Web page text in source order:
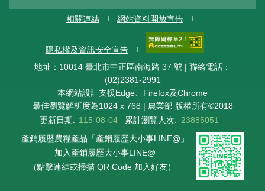
相關連結 網站資料開放宣告
隱私權及資訊安全宣告
地址：10014 臺北市中正區南海路 37 號 | 聯絡電話：
(02)2381-2991
本網站設計支援Edge、Firefox及Chrome
最佳瀏覽解析度為1024 x 768 | 農業部 版權所有©2018
更新日期: 115-08-04 累計瀏覽人次: 23885051
產銷履歷農糧產品「產銷履歷大小事LINE@」
加入產銷履歷大小事LINE@
(點擊連結或掃描 QR Code 加入好友）